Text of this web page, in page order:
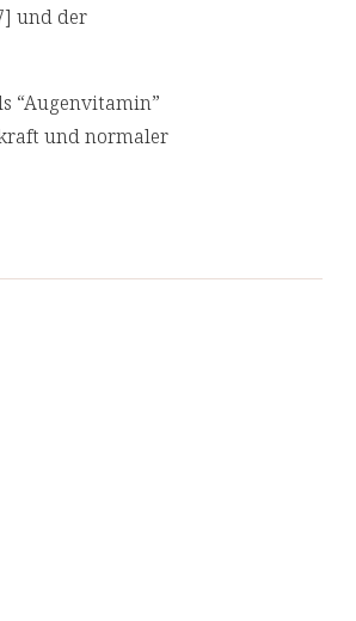
und der
“Augenvitamin”
und normaler
[16,17] die